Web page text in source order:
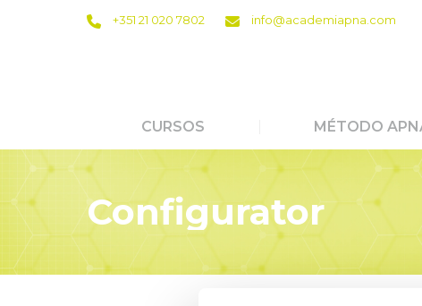
+351 21 020 7802 info@academiapna.com
CURSOS MÉTODO
Configurator